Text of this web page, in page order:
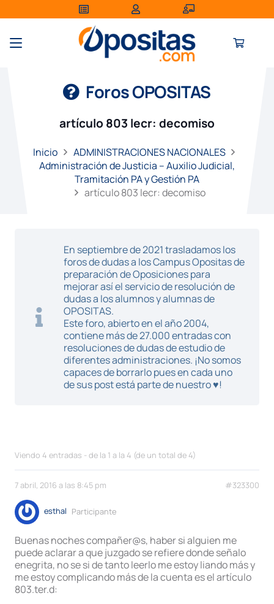
Foros OPOSITAS
artículo 803 lecr: decomiso
Inicio
ADMINISTRACIONES NACIONALES
Administración de Justicia – Auxilio Judicial,
Tramitación PA y Gestión PA
artículo 803 lecr: decomiso
En septiembre de 2021 trasladamos los
foros de dudas a los Campus Opositas de
preparación de Oposiciones para
mejorar así el servicio de resolución de
dudas a los alumnos y alumnas de
OPOSITAS.
Este foro, abierto en el año 2004,
contiene más de 27.000 entradas con
resoluciones de dudas de estudio de
diferentes administraciones. ¡No somos
capaces de borrarlo pues en cada uno
de sus post está parte de nuestro ♥!
Viendo 4 entradas - de la 1 a la 4 (de un total de 4)
7 abril, 2016 a las 8:45 pm #323300
esthal Participante
Buenas noches compañer@s, haber si alguien me
puede aclarar a que juzgado se refiere donde señalo
enegrita, no se si de tanto leerlo me estoy liando más y
me estoy complicando más de la cuenta es el artículo
803.ter.d: